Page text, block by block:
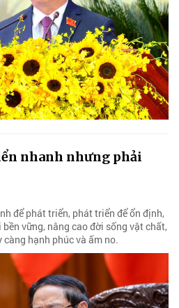
nhanh nhưng phải
để phát triển, phát triển để ổn định,
vững, nâng cao đời sống vật chất,
hạnh phúc và ấm no.